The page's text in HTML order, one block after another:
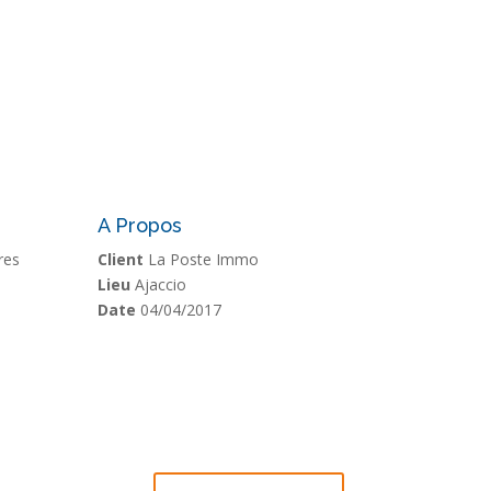
A Propos
Client La Poste Immo
Lieu Ajaccio
Date 04/04/2017